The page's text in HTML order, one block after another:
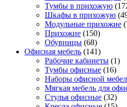
Тумбы в прихожую
Шкафы в прихожую
Модульные прихожие
Прихожие (150)
Обувницы (68)
Офисная мебель (141)
Рабочие кабинеты (1)
Тумбы офисные (16)
Наборы офисной
Мягкая мебель для
Стулья офисные (32)